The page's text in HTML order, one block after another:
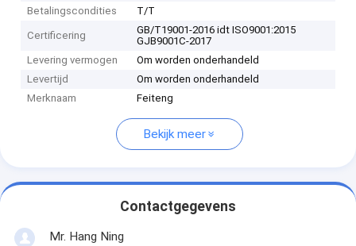
Betalingscondities
T/T
Certificering
GB/T19001-2016 idt ISO9001:2015
GJB9001C-2017
Levering vermogen
Om worden onderhandeld
Levertijd
Om worden onderhandeld
Merknaam
Feiteng
Bekijk meer
Contactgegevens
Mr. Hang Ning